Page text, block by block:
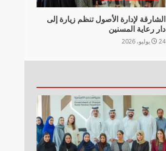
الشارقة لإدارة الأصول تنظم زيارة إلى
دار رعاية المسنين
24 يوليو، 2026